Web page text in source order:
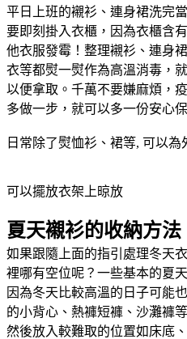
平日上班的襯衫、連身裙洗完
要即刻掛入衣櫃，因為衣櫃含
他衣服發霉！整理襯衫、連身
衣等都熨一熨作為高溫消毒，
以便拿取。千萬不要嫌麻煩，
多做一步，就可以多一份安心保
日常除了熨恤衫、裙等, 可以為
可以擺放衣架上晾放
夏天襯衫的收納方法
如果跟隨上面的指引處理冬天
裡哪有空位呢？一些基本的夏
因為冬天比較高溫的日子可能
的小背心、熱褲短褲、沙灘褲
然後放入較難取的位置如床底